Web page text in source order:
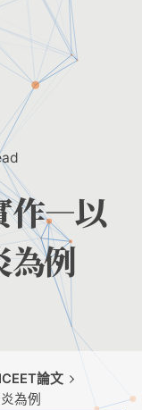
作—以
為例
論文
為例